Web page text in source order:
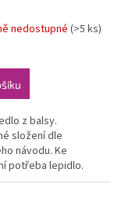
nedostupné (>5 ks)
z balsy.
složení dle
návodu. Ke
potřeba lepidlo.
aby model